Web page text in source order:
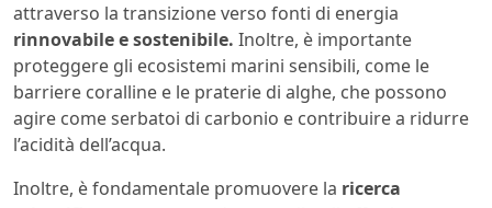
attraverso la transizione verso fonti di energia
rinnovabile e sostenibile. Inoltre, è importante
proteggere gli ecosistemi marini sensibili, come le
barriere coralline e le praterie di alghe, che possono
agire come serbatoi di carbonio e contribuire a ridurre
l’acidità dell’acqua.
Inoltre, è fondamentale promuovere la ricerca